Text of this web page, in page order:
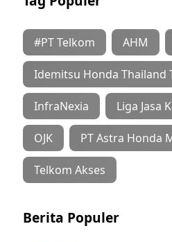
#PT Telkom AHM
Idemitsu Honda Thailand
InfraNexia Liga Jasa
OJK PT Astra Honda
Telkom Akses
Berita Populer